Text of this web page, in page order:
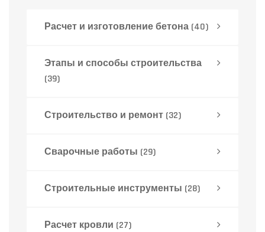
Расчет и изготовление бетона (40)
Этапы и способы строительства
(39)
Строительство и ремонт (32)
Сварочные работы (29)
Строительные инструменты (28)
Расчет кровли (27)